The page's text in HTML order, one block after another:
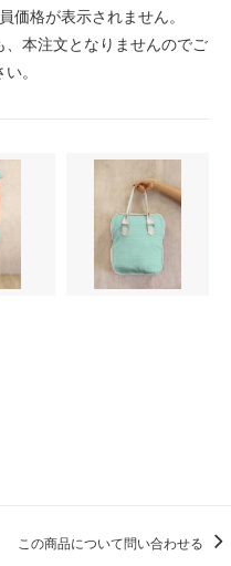
価格が表示されません。
本注文となりませんのでご
。
この商品について問い合わせる